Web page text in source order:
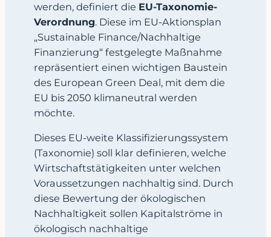
werden, definiert die EU-Taxonomie-
Verordnung. Diese im EU-Aktionsplan
„Sustainable Finance/Nachhaltige
Finanzierung“ festgelegte Maßnahme
repräsentiert einen wichtigen Baustein
des European Green Deal, mit dem die
EU bis 2050 klimaneutral werden
möchte.
Dieses EU-weite Klassifizierungssystem
(Taxonomie) soll klar definieren, welche
Wirtschaftstätigkeiten unter welchen
Voraussetzungen nachhaltig sind. Durch
diese Bewertung der ökologischen
Nachhaltigkeit sollen Kapitalströme in
ökologisch nachhaltige